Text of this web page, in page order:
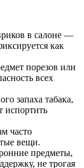
в салоне —
как
порезов или
всех
запаха табака,
часто
вещи.
предметы,
не трогая